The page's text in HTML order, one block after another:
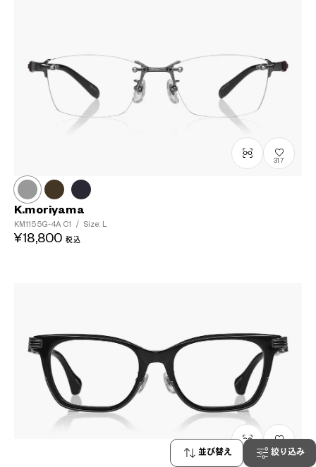
並び替え 絞り込み
317
K.moriyama
KM1155G-4A C1 / Size: L
¥18,800 税込
143